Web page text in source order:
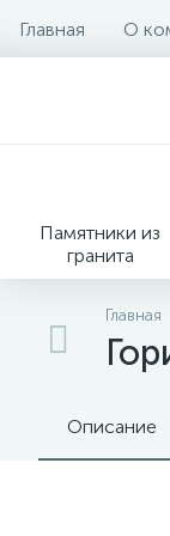
Главная О
Памятники из
гранита
Главная
Описание